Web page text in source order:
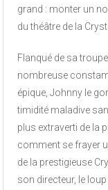
grand : monter un
du théâtre de la
Flanqué de sa
nombreuse
épique, Johnny le
timidité maladive
plus extraverti de la
comment se frayer
de la prestigieuse
son directeur, le